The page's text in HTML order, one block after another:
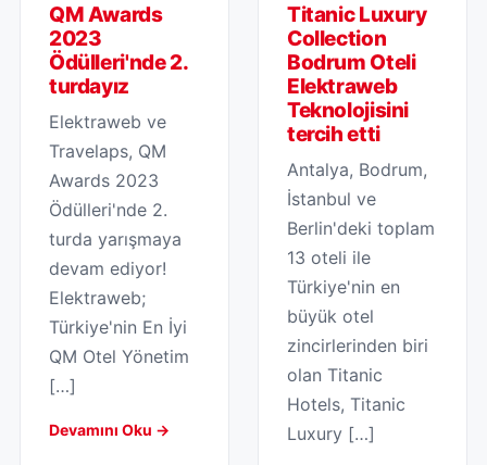
QM Awards
2023
Ödülleri'nde 2.
turdayız
Elektraweb ve
Travelaps, QM
Awards 2023
Ödülleri'nde 2.
turda yarışmaya
devam ediyor!
Elektraweb;
Türkiye'nin En İyi
QM Otel Yönetim
[…]
Devamını Oku →
Titanic Luxury
Collection
Bodrum Oteli
Elektraweb
Teknolojisini
tercih etti
Antalya, Bodrum,
İstanbul ve
Berlin'deki toplam
13 oteli ile
Türkiye'nin en
büyük otel
zincirlerinden biri
olan Titanic
Hotels, Titanic
Luxury […]